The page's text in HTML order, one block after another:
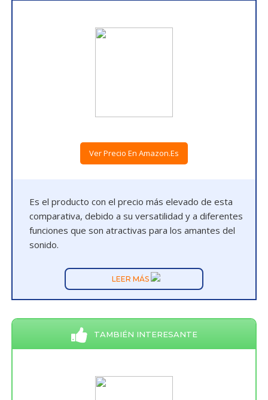
Ver Precio En Amazon.es
Es el producto con el precio más elevado de esta
comparativa, debido a su versatilidad y a diferentes
funciones que son atractivas para los amantes del
sonido.
LEER MÁS
TAMBIÉN INTERESANTE